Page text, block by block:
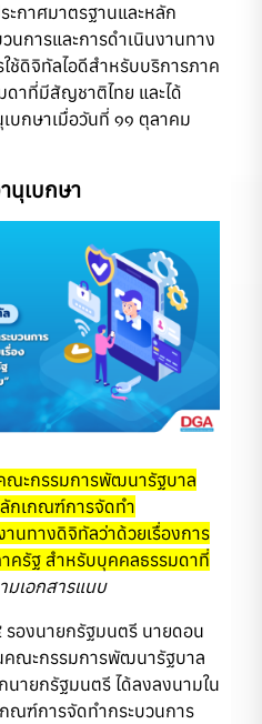
ะกาศมาตรฐานและหลัก
นการและการดำเนินงานทาง
ช้ดิจิทัลไอดีสำหรับบริการภาค
าที่มีสัญชาติไทย และได้
บกษาเมื่อวันที่ ๑๑ ตุลาคม
นุเบกษา
ณะกรรมการพัฒนารัฐบาล
กเกณฑ์การจัดทำ
านทางดิจิทัลว่าด้วยเรื่องการ
ครัฐ สำหรับบุคคลธรรมดาที่
มเอกสารแนบ
องนายกรัฐมนตรี นายดอน
คณะกรรมการพัฒนารัฐบาล
ายกรัฐมนตรี ได้ลงลงนามใน
ณฑ์การจัดทำกระบวนการ